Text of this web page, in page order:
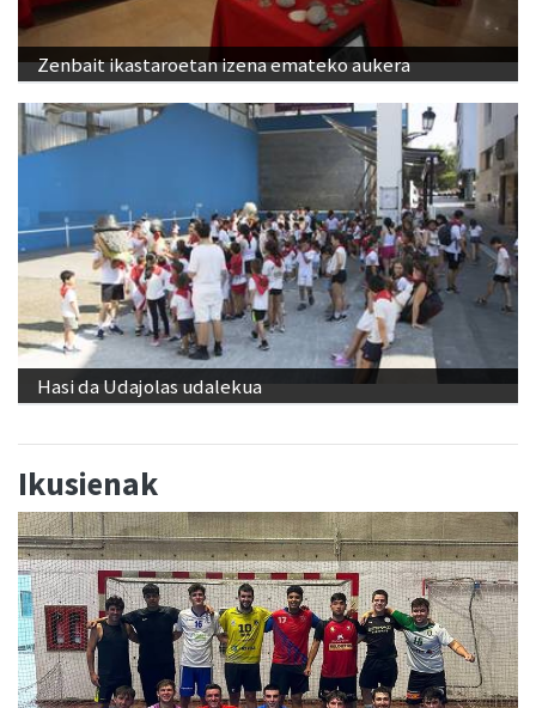
Zenbait ikastaroetan izena emateko aukera
Hasi da Udajolas udalekua
Ikusienak